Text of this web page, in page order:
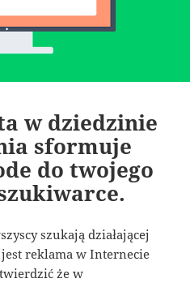
w dziedzinie
sformuje
do twojego
szukają działającej
reklama w Internecie
że w